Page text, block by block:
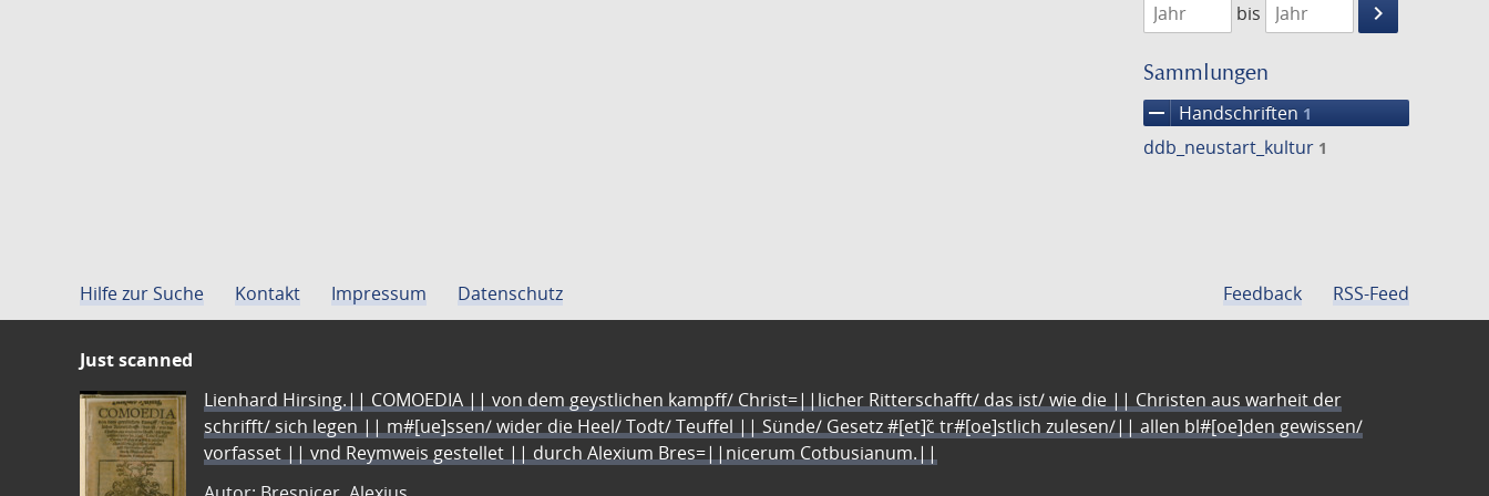
bis
keyboard_arrow_right
Suche
Sammlungen
remove Handschriften 1
ddb_neustart_kultur 1
Hilfe zur Suche Kontakt Impressum Datenschutz Feedback RSS-Feed
Just scanned
Lienhard Hirsing.|| COMOEDIA || von dem geystlichen kampff/ Christ=||licher Ritterschafft/ das ist/ wie die || Christen aus warheit der
schrifft/ sich legen || m#[ue]ssen/ wider die Heel/ Todt/ Teuffel || Sünde/ Gesetz #[et]c̃ tr#[oe]stlich zulesen/|| allen bl#[oe]den gewissen/
vorfasset || vnd Reymweis gestellet || durch Alexium Bres=||nicerum Cotbusianum.||